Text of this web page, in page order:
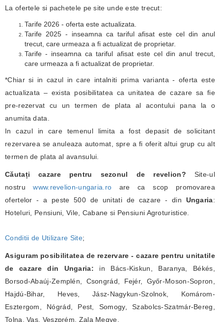
La ofertele si pachetele pe site unde este trecut:
Tarife 2026 - oferta este actualizata.
Tarife 2025 - inseamna ca tariful afisat este cel din anul
trecut, care urmeaza a fi actualizat de proprietar.
Tarife - inseamna ca tariful afisat este cel din anul trecut,
care urmeaza a fi actualizat de proprietar.
*Chiar si in cazul in care intalniti prima varianta - oferta este
actualizata – exista posibilitatea ca unitatea de cazare sa fie
pre-rezervat cu un termen de plata al acontului pana la o
anumita data.
In cazul in care temenul limita a fost depasit de solicitant
rezervarea se anuleaza automat, spre a fi oferit altui grup cu alt
termen de plata al avansului.
Căutați cazare pentru sezonul de revelion? Site-ul
nostruwww.revelion-ungaria.ro are ca scop promovarea
ofertelor - a peste 500 de unitati de cazare - din Ungaria:
Hoteluri, Pensiuni, Vile, Cabane si Pensiuni Agroturistice.
Conditii de Utilizare Site;
Asiguram posibilitatea de rezervare - cazare pentru unitatile
de cazare din Ungaria: in Bács-Kiskun, Baranya, Békés,
Borsod-Abaúj-Zemplén, Csongrád, Fejér, Győr-Moson-Sopron,
Hajdú-Bihar, Heves, Jász-Nagykun-Szolnok, Komárom-
Esztergom, Nógrád, Pest, Somogy, Szabolcs-Szatmár-Bereg,
Tolna, Vas, Veszprém, Zala Megye.